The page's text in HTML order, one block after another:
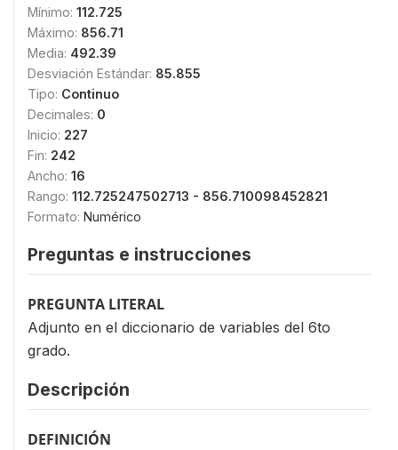
Mínimo: 112.725
Máximo: 856.71
Media: 492.39
Desviación Estándar: 85.855
Tipo: Continuo
Decimales: 0
Inicio: 227
Fin: 242
Ancho: 16
Rango: 112.725247502713 - 856.710098452821
Formato: Numérico
Preguntas e instrucciones
PREGUNTA LITERAL
Adjunto en el diccionario de variables del 6to
grado.
Descripción
DEFINICIÓN